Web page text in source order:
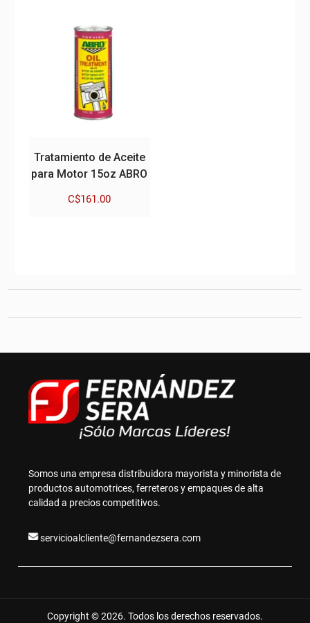
Tratamiento de Aceite
para Motor 15oz ABRO
C$161.00
Somos una empresa distribuidora mayorista y minorista de
productos automotrices, ferreteros y empaques de alta
calidad a precios competitivos.
servicioalcliente@fernandezsera.com
Copyright © 2026. Todos los derechos reservados.